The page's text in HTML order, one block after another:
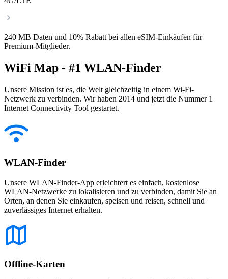
240 MB Daten und 10% Rabatt bei allen eSIM-Einkäufen für
Premium-Mitglieder.
WiFi Map - #1 WLAN-Finder
Unsere Mission ist es, die Welt gleichzeitig in einem Wi-Fi-
Netzwerk zu verbinden. Wir haben 2014 und jetzt die Nummer 1
Internet Connectivity Tool gestartet.
WLAN-Finder
Unsere WLAN-Finder-App erleichtert es einfach, kostenlose
WLAN-Netzwerke zu lokalisieren und zu verbinden, damit Sie an
Orten, an denen Sie einkaufen, speisen und reisen, schnell und
zuverlässiges Internet erhalten.
Offline-Karten